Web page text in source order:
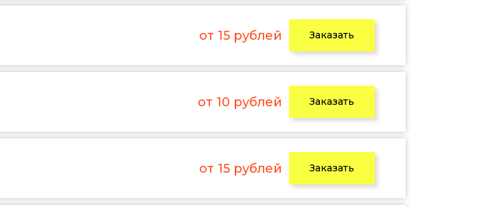
от 15 рублей Заказать
от 10 рублей Заказать
от 15 рублей Заказать